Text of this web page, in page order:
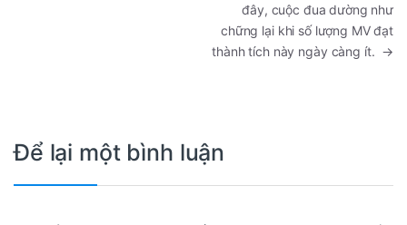
đây, cuộc đua dường như
chững lại khi số lượng MV đạt
thành tích này ngày càng ít. →
Để lại một bình luận